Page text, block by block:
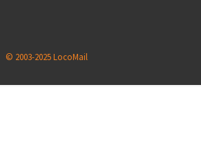
© 2003-2025 LocoMail